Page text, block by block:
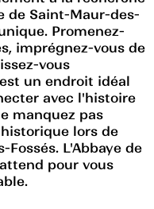
de Saint-Maur-des-
Promenez-
imprégnez-vous de
vous
un endroit idéal
avec l'histoire
manquez pas
lors de
L'Abbaye de
pour vous